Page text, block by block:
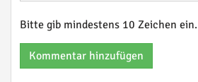
Bitte gib mindestens 10 Zeichen ein.
Kommentar hinzufügen